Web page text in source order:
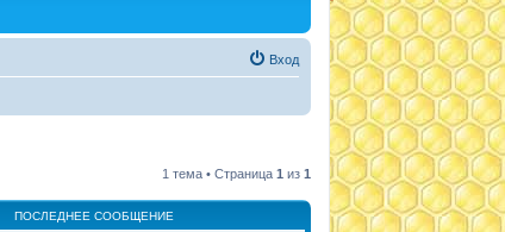
Вход
1 тема • Страница 1 из 1
ПОСЛЕДНЕЕ СООБЩЕНИЕ